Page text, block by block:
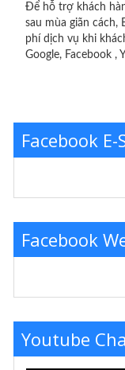
Để hỗ trợ khách
sau mùa giãn cách,
phí dịch vụ khi
Google, Facebook ,
Facebook
Facebook
Youtube